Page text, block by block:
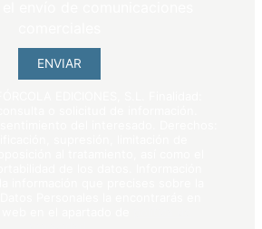
ENVIAR